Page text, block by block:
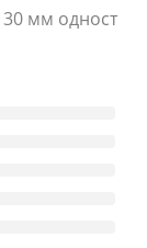
мм одност